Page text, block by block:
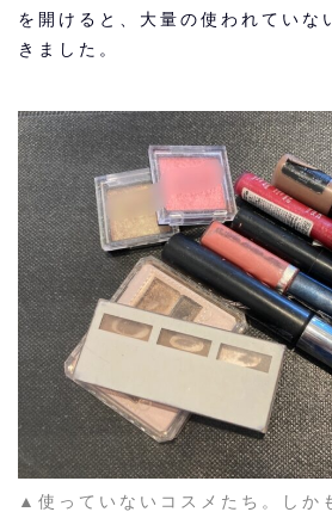
を開けると、大量の使われていな
きました。
▲使っていないコスメたち。しか